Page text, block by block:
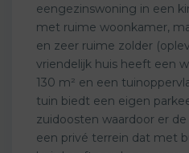
eengezinswoning in een
met ruime woonkamer,
en zeer ruime zolder
vriendelijk huis heeft een
130 m² en een
tuin biedt een eigen
zuidoosten waardoor er
een privé terrein dat met